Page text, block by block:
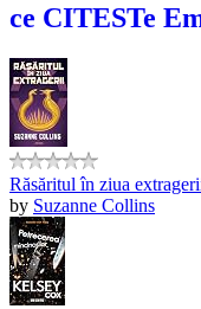
ce CITESTe
Răsăritul în ziua
by Suzanne Collins